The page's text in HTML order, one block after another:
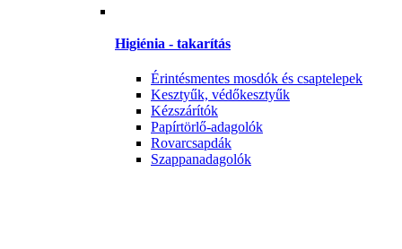
Higiénia - takarítás
Érintésmentes mosdók és csaptelepek
Kesztyűk, védőkesztyűk
Kézszárítók
Papírtörlő-adagolók
Rovarcsapdák
Szappanadagolók